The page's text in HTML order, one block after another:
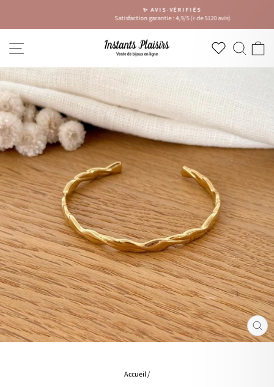
contenu
Diaporama
Pause
✨ AVIS-VÉRIFIÉS
Satisfaction garantie : 4,9/5 (+ de 5120 avis)
Accueil/